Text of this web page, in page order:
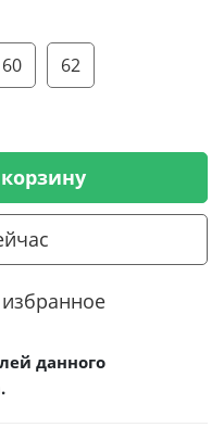
60 62
данного